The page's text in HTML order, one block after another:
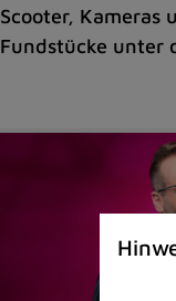
Scooter, Kameras
Fundstücke unter